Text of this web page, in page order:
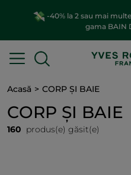
Alege reducerea preferată
LEI cu
Acasă CORP ȘI BAIE
CORP ȘI BAIE
160 produs(e) găsit(e)